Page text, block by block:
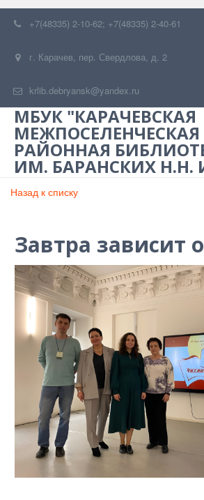
+7(48335) 2-10-62; +7(48335) 2-40-61
г. Карачев, пер. Свердлова, д. 2
krlib.debryansk@yandex.ru
МБУК "КАРАЧЕВСКАЯ
МЕЖПОСЕЛЕНЧЕСКАЯ
РАЙОННАЯ
ИМ. БАРАНСКИХ Н.Н.
Назад к списку
Завтра зависит